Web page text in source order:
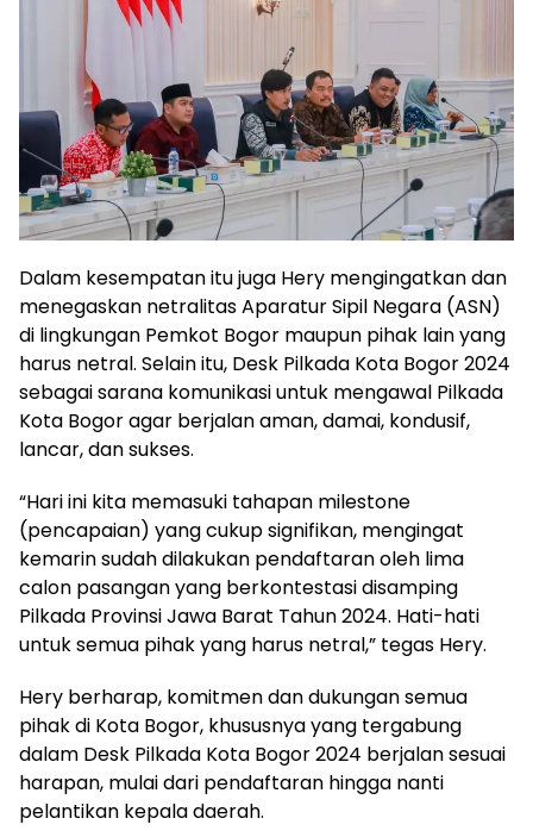
Dalam kesempatan itu juga Hery mengingatkan dan
menegaskan netralitas Aparatur Sipil Negara (ASN)
di lingkungan Pemkot Bogor maupun pihak lain yang
harus netral. Selain itu, Desk Pilkada Kota Bogor 2024
sebagai sarana komunikasi untuk mengawal Pilkada
Kota Bogor agar berjalan aman, damai, kondusif,
lancar, dan sukses.
“Hari ini kita memasuki tahapan milestone
(pencapaian) yang cukup signifikan, mengingat
kemarin sudah dilakukan pendaftaran oleh lima
calon pasangan yang berkontestasi disamping
Pilkada Provinsi Jawa Barat Tahun 2024. Hati-hati
untuk semua pihak yang harus netral,” tegas Hery.
Hery berharap, komitmen dan dukungan semua
pihak di Kota Bogor, khususnya yang tergabung
dalam Desk Pilkada Kota Bogor 2024 berjalan sesuai
harapan, mulai dari pendaftaran hingga nanti
pelantikan kepala daerah.